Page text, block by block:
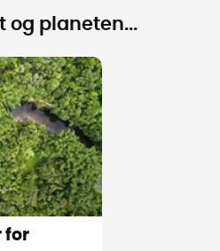
og planeten...
for